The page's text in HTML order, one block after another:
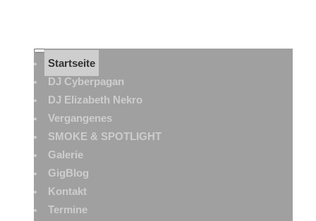
Startseite
DJ Cyberpagan
DJ Elizabeth Nekro
Vergangenes
SMOKE & SPOTLIGHT
Galerie
GigBlog
Kontakt
Termine